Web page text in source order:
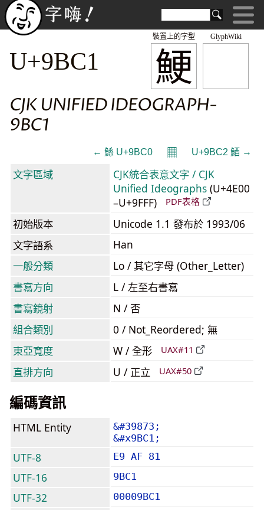
GlyphWiki
鯁
裝置上的字型
U+9BC1
CJK UNIFIED IDEOGRAPH-
9BC1
← 鯀 U+9BC0 𝄜 U+9BC2 鯂 →
文字區域
CJK統合表意文字 / CJK
Unified Ideographs (U+4E00
–U+9FFF)
PDF表格
初始版本
Unicode 1.1 發布於 1993/06
文字語系
Han
一般分類
Lo / 其它字母 (Other_Letter)
書寫方向
L / 左至右書寫
書寫鏡射
N / 否
組合類別
0 / Not_Reordered; 無
東亞寬度
W / 全形 UAX#11
直排方向 U / 正立 UAX#50
編碼資訊
HTML Entity
&#39873;
&#x9BC1;
UTF-8 E9 AF 81
UTF-16 9BC1
UTF-32 00009BC1